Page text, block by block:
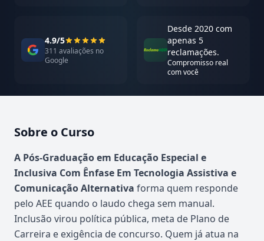
4.9/5
311 avaliações no
Google
Desde 2020 com
apenas 5
reclamações.
Compromisso real
com você
Sobre o Curso
Atualizado em abril de 2026
A Pós-Graduação em Educação Especial e
Inclusiva Com Ênfase Em Tecnologia Assistiva e
Comunicação Alternativa forma quem responde
pelo AEE quando o laudo chega sem manual.
Inclusão virou política pública, meta de Plano de
Carreira e exigência de concurso. Quem já atua na